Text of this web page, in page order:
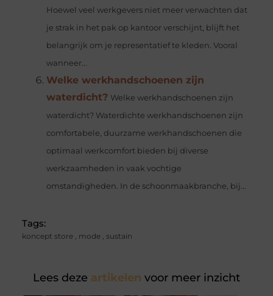
Hoewel veel werkgevers niet meer verwachten dat
je strak in het pak op kantoor verschijnt, blijft het
belangrijk om je representatief te kleden. Vooral
wanneer...
Welke werkhandschoenen zijn
waterdicht? Welke werkhandschoenen zijn
waterdicht? Waterdichte werkhandschoenen zijn
comfortabele, duurzame werkhandschoenen die
optimaal werkcomfort bieden bij diverse
werkzaamheden in vaak vochtige
omstandigheden. In de schoonmaakbranche, bij...
Tags:
koncept store, mode, sustain
Lees deze artikelen voor meer inzicht